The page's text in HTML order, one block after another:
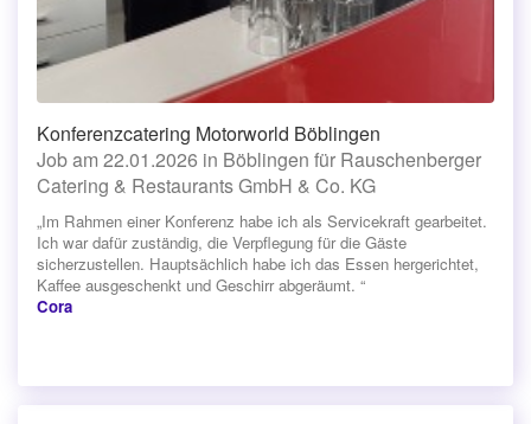
Konferenzcatering Motorworld Böblingen
Job am 22.01.2026 in Böblingen für Rauschenberger
Catering & Restaurants GmbH & Co. KG
„Im Rahmen einer Konferenz habe ich als Servicekraft gearbeitet.
Ich war dafür zuständig, die Verpflegung für die Gäste
sicherzustellen. Hauptsächlich habe ich das Essen hergerichtet,
Kaffee ausgeschenkt und Geschirr abgeräumt. “
Cora